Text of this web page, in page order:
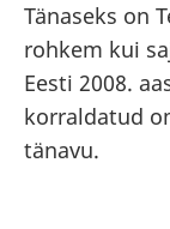
Tänaseks on
rohkem kui
Eesti 2008.
korraldatud
tänavu.